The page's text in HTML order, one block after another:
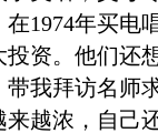
1974年买电
投资。他们还
带我拜访名师
来越浓，自己